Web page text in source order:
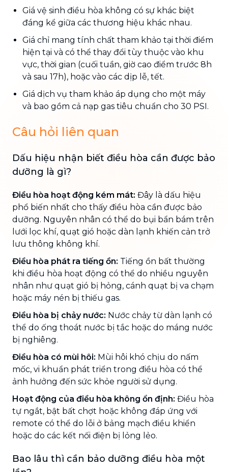
Giá vệ sinh điều hòa không có sự khác biệt
đáng kể giữa các thương hiệu khác nhau.
Giá chỉ mang tính chất tham khảo tại thời điểm
hiện tại và có thể thay đổi tùy thuộc vào khu
vực, thời gian (cuối tuần, giờ cao điểm trước 8h
và sau 17h), hoặc vào các dịp lễ, tết.
Giá dịch vụ tham khảo áp dụng cho một máy
và bao gồm cả nạp gas tiêu chuẩn cho 30 PSI.
Câu hỏi liên quan
Dấu hiệu nhận biết điều hòa cần được bảo
dưỡng là gì?
Điều hòa hoạt động kém mát: Đây là dấu hiệu
phổ biến nhất cho thấy điều hòa cần được bảo
dưỡng. Nguyên nhân có thể do bụi bẩn bám trên
lưới lọc khí, quạt gió hoặc dàn lạnh khiến cản trở
lưu thông không khí.
Điều hòa phát ra tiếng ồn: Tiếng ồn bất thường
khi điều hòa hoạt động có thể do nhiều nguyên
nhân như quạt gió bị hỏng, cánh quạt bị va chạm
hoặc máy nén bị thiếu gas.
Điều hòa bị chảy nước: Nước chảy từ dàn lạnh có
thể do ống thoát nước bị tắc hoặc do máng nước
bị nghiêng.
Điều hòa có mùi hôi: Mùi hôi khó chịu do nấm
mốc, vi khuẩn phát triển trong điều hòa có thể
ảnh hưởng đến sức khỏe người sử dụng.
Hoạt động của điều hòa không ổn định: Điều hòa
tự ngắt, bật bất chợt hoặc không đáp ứng với
remote có thể do lỗi ở bảng mạch điều khiển
hoặc do các kết nối điện bị lỏng lẻo.
Bao lâu thì cần bảo dưỡng điều hòa một